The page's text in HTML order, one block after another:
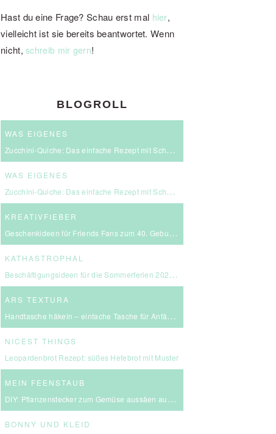
Hast du eine Frage? Schau erst mal hier,
vielleicht ist sie bereits beantwortet. Wenn
nicht,schreib mir gern!
BLOGROLL
WAS EIGENES
Zucchini-Quiche: Das einfache Rezept mit Schmand & Kirschtomaten
WAS EIGENES
Zucchini-Quiche: Das einfache Rezept mit Schmand & Kirschtomaten
KREATIVFIEBER
Geschenkideen für Friends Fans zum 40. Geburtstag
KATHASTROPHAL
Beschäftigungsideen für die Sommerferien 2026 – in Ludwigsburg, Stuttgart & Umgebung
ARS TEXTURA
Handtasche häkeln – einfache Tasche für Anfängerinnen
NICEST THINGS
Leopardenbrot Rezept: süßes Hefebrot mit Muster
MEIN FEENSTAUB
DIY: Pflanzenstecker zum Gemüse aussäen aus FIMO
BONNY UND KLEID